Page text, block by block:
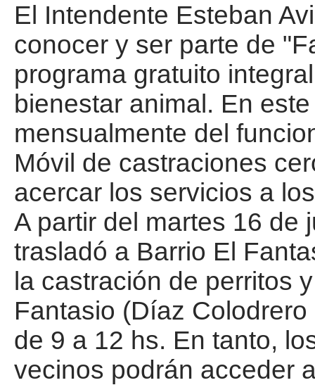
El Intendente Esteban
conocer y ser parte de
programa gratuito
bienestar animal. En
mensualmente del
Móvil de castraciones
acercar los servicios a
A partir del martes 16 de
trasladó a Barrio El
la castración de perritos
Fantasio (Díaz
de 9 a 12 hs. En tanto,
vecinos podrán acceder